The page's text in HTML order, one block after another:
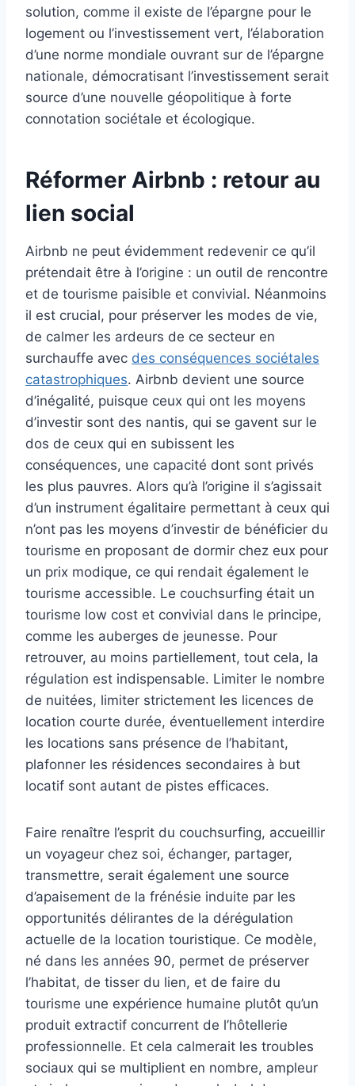
solution, comme il existe de l’épargne pour le
logement ou l’investissement vert, l’élaboration
d’une norme mondiale ouvrant sur de l’épargne
nationale, démocratisant l’investissement serait
source d’une nouvelle géopolitique à forte
connotation sociétale et écologique.
Réformer Airbnb : retour au
lien social
Airbnb ne peut évidemment redevenir ce qu’il
prétendait être à l’origine : un outil de rencontre
et de tourisme paisible et convivial. Néanmoins
il est crucial, pour préserver les modes de vie,
de calmer les ardeurs de ce secteur en
surchauffe avec des conséquences sociétales
catastrophiques. Airbnb devient une source
d’inégalité, puisque ceux qui ont les moyens
d’investir sont des nantis, qui se gavent sur le
dos de ceux qui en subissent les
conséquences, une capacité dont sont privés
les plus pauvres. Alors qu’à l’origine il s’agissait
d’un instrument égalitaire permettant à ceux qui
n’ont pas les moyens d’investir de bénéficier du
tourisme en proposant de dormir chez eux pour
un prix modique, ce qui rendait également le
tourisme accessible. Le couchsurfing était un
tourisme low cost et convivial dans le principe,
comme les auberges de jeunesse. Pour
retrouver, au moins partiellement, tout cela, la
régulation est indispensable. Limiter le nombre
de nuitées, limiter strictement les licences de
location courte durée, éventuellement interdire
les locations sans présence de l’habitant,
plafonner les résidences secondaires à but
locatif sont autant de pistes efficaces.
Faire renaître l’esprit du couchsurfing, accueillir
un voyageur chez soi, échanger, partager,
transmettre, serait également une source
d’apaisement de la frénésie induite par les
opportunités délirantes de la dérégulation
actuelle de la location touristique. Ce modèle,
né dans les années 90, permet de préserver
l’habitat, de tisser du lien, et de faire du
tourisme une expérience humaine plutôt qu’un
produit extractif concurrent de l’hôtellerie
professionnelle. Et cela calmerait les troubles
sociaux qui se multiplient en nombre, ampleur